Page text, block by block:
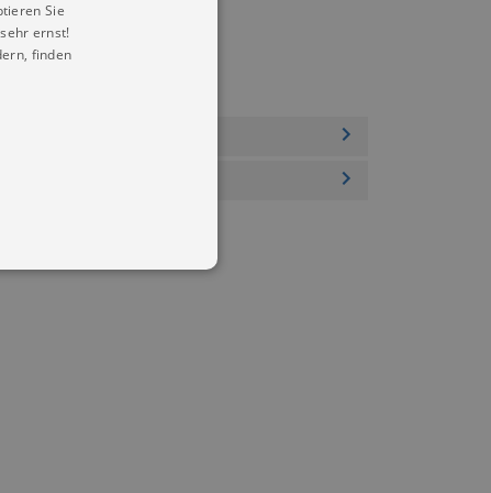
Sie
ernst!
finden
Ihren account. Ohne diese